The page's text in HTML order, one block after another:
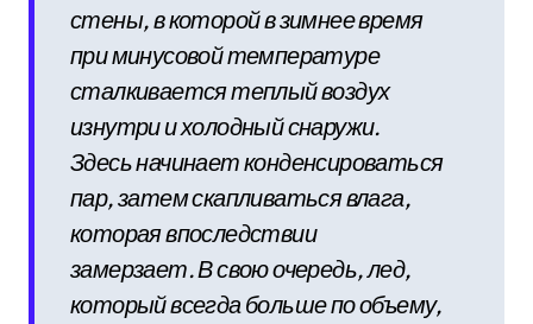
стены, в которой в зимнее время
при минусовой температуре
сталкивается теплый воздух
изнутри и холодный снаружи.
Здесь начинает конденсироваться
пар, затем скапливаться влага,
которая впоследствии
замерзает. В свою очередь, лед,
который всегда больше по объему,